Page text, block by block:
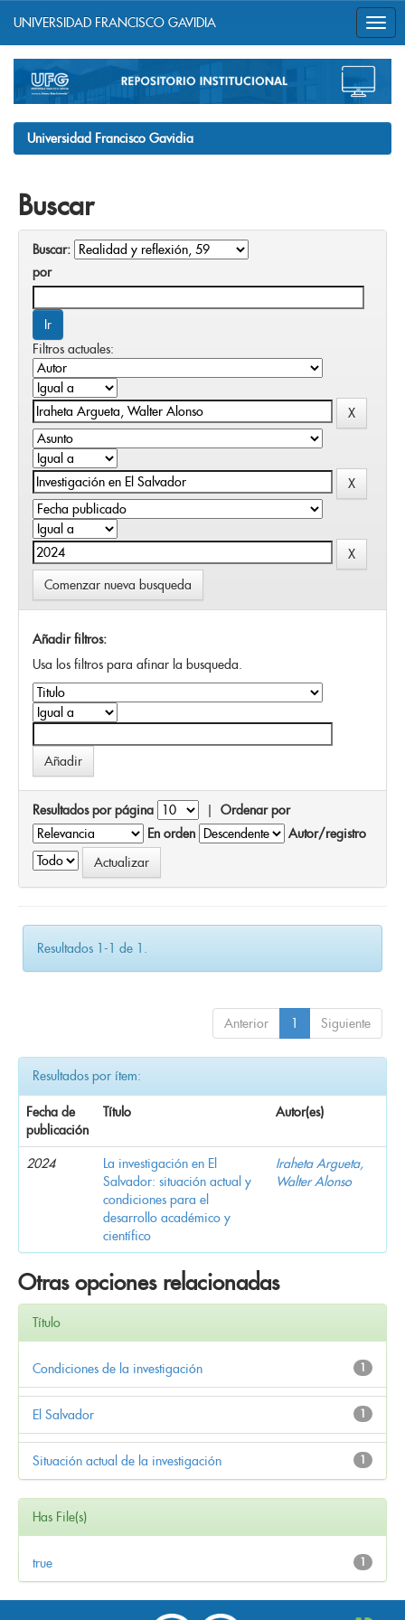
navigation
UNIVERSIDAD FRANCISCO GAVIDIA
Universidad Francisco Gavidia
Buscar
Buscar:
por
Filtros actuales:
Comenzar nueva busqueda
Añadir filtros:
Usa los filtros para afinar la busqueda.
Resultados por página | Ordenar por
En orden
Autor/registro
Resultados 1-1 de 1.
Anterior 1 Siguiente
Resultados por ítem:
Fecha de
publicación
Título Autor(es)
2024
La investigación en El
Salvador: situación actual y
condiciones para el
desarrollo académico y
científico
Iraheta Argueta,
Walter Alonso
Otras opciones relacionadas
Título
1
Condiciones de la investigación
1
El Salvador
1
Situación actual de la investigación
Has File(s)
1
true